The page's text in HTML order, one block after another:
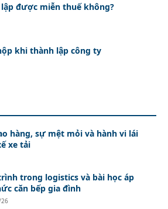
được miễn thuế không?
khi thành lập công ty
hàng, sự mệt mỏi và hành vi lái
xe tải
trong logistics và bài học áp
căn bếp gia đình